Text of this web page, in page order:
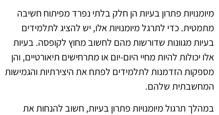
מיומנויות פתרון בעיות הן חלק בלתי נפרד מפיתוח חשיבה
מתמטית. כדי לתרגל מיומנויות אלו, יש להציג לתלמידים
בעיות מגוונות שדורשות מהם לחשוב מחוץ לקופסה. בעיות
אלו יכולות להיות מחיי היום-יום או מתרחישים תיאורטיים, והן
מספקות הזדמנות לתלמידים לפתח את היצירתיות והגמישות
המחשבתית שלהם.
במהלך תרגול מיומנויות פתרון בעיות, חשוב להנחות את